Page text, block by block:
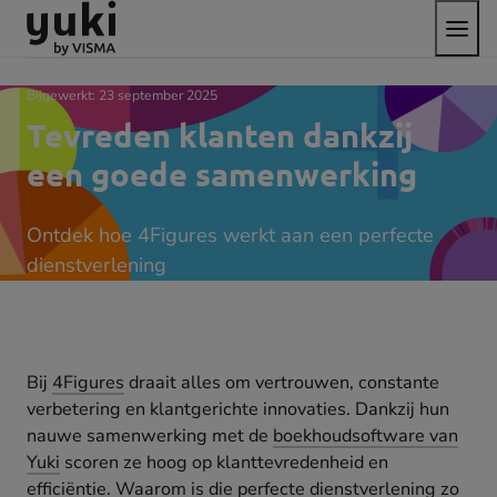
Direct
naar
content
Direct
naar
footer
Ga
naar
homepage
het
menu
Tevreden klanten dankzij
een goede samenwerking
Bijgewerkt: 23 september 2025
Ontdek hoe 4Figures werkt aan een perfecte
dienstverlening
Bij 4Figures draait alles om vertrouwen, constante
verbetering en klantgerichte innovaties. Dankzij hun
nauwe samenwerking met de boekhoudsoftware van
Yuki scoren ze hoog op klanttevredenheid en
efficiëntie. Waarom is die perfecte dienstverlening zo